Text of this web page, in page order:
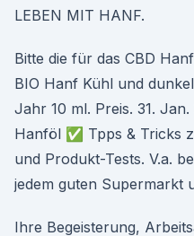
LEBEN MIT HANF.
Bitte die für das CBD
BIO Hanf Kühl und
Jahr 10 ml. Preis. 31.
Hanföl ✅ Tpps & Tricks
und Produkt-Tests. V.a.
jedem guten Supermarkt
Ihre Begeisterung,